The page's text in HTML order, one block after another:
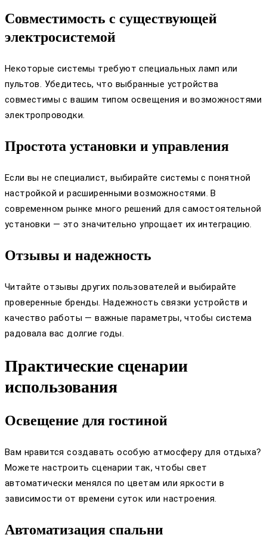
Совместимость с существующей
электросистемой
Некоторые системы требуют специальных ламп или
пультов. Убедитесь, что выбранные устройства
совместимы с вашим типом освещения и возможностями
электропроводки.
Простота установки и управления
Если вы не специалист, выбирайте системы с понятной
настройкой и расширенными возможностями. В
современном рынке много решений для самостоятельной
установки — это значительно упрощает их интеграцию.
Отзывы и надежность
Читайте отзывы других пользователей и выбирайте
проверенные бренды. Надежность связки устройств и
качество работы — важные параметры, чтобы система
радовала вас долгие годы.
Практические сценарии
использования
Освещение для гостиной
Вам нравится создавать особую атмосферу для отдыха?
Можете настроить сценарии так, чтобы свет
автоматически менялся по цветам или яркости в
зависимости от времени суток или настроения.
Автоматизация спальни